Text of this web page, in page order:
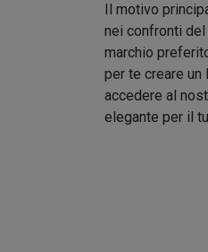
Il motivo
nei confronti
marchio
per te creare
accedere al
elegante per il